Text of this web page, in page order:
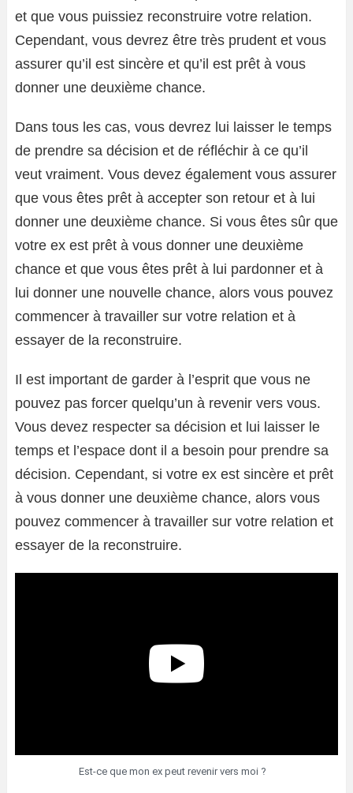
et que vous puissiez reconstruire votre relation.
Cependant, vous devrez être très prudent et vous
assurer qu’il est sincère et qu’il est prêt à vous
donner une deuxième chance.
Dans tous les cas, vous devrez lui laisser le temps
de prendre sa décision et de réfléchir à ce qu’il
veut vraiment. Vous devez également vous assurer
que vous êtes prêt à accepter son retour et à lui
donner une deuxième chance. Si vous êtes sûr que
votre ex est prêt à vous donner une deuxième
chance et que vous êtes prêt à lui pardonner et à
lui donner une nouvelle chance, alors vous pouvez
commencer à travailler sur votre relation et à
essayer de la reconstruire.
Il est important de garder à l’esprit que vous ne
pouvez pas forcer quelqu’un à revenir vers vous.
Vous devez respecter sa décision et lui laisser le
temps et l’espace dont il a besoin pour prendre sa
décision. Cependant, si votre ex est sincère et prêt
à vous donner une deuxième chance, alors vous
pouvez commencer à travailler sur votre relation et
essayer de la reconstruire.
Est-ce que mon ex peut revenir vers moi ?